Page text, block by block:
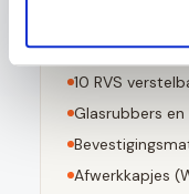
Aluminium
Aluminium
10 RVS
Glasrubbers
Afwerkkapjes (